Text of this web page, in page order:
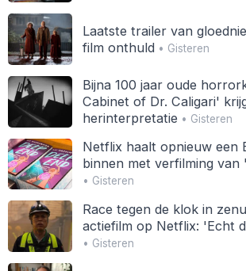
Laatste trailer van
film onthuld • Gisteren
Bijna 100 jaar oude
Cabinet of Dr. Caligari'
herinterpretatie • Gisteren
Netflix haalt opnieuw een
binnen met verfilming van
• Gisteren
Race tegen de klok in
actiefilm op Netflix: 'Echt
• Gisteren